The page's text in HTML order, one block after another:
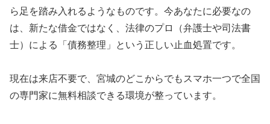
ら足を踏み入れるようなものです。今あなたに必要なの
は、新たな借金ではなく、法律のプロ（弁護士や司法書
士）による「債務整理」という正しい止血処置です。
現在は来店不要で、宮城のどこからでもスマホ一つで全国
の専門家に無料相談できる環境が整っています。